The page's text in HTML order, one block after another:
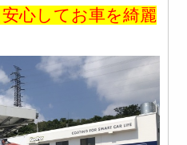
心してお車を綺麗